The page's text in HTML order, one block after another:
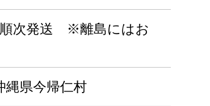
順次発送 ※離島にはお
縄県今帰仁村